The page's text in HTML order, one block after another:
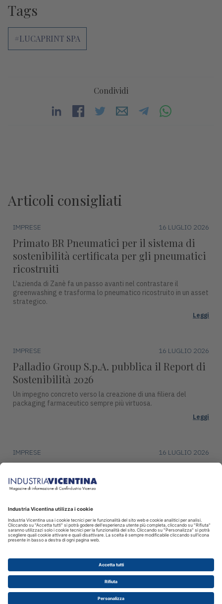
Tags
#LUCAPRINT SPA
Condividi
Articoli consigliati
IMPRESE 16 LUGLIO 2026
Primato BR Pneumatici per il sistema di
sostenibilità certificata per gli pneumatici
ricostruiti
L'azienda di Zanè fa un passo avanti nel contrastare il
greenwashing e trasforma lo pneumatico ricostruito in un asset
strategico.
Leggi
IMPRESE 16 LUGLIO 2026
Palladio Group S.p.A. pubblica il Report di
Sostenibilità 2026
Un impegno concreto verso la creazione di una filiera del
packaging farmaceutico sempre più virtuosa.
Leggi
IMPRESE 16 LUGLIO 2026
dentistico del futuro
intelligenti per il settore dentale.
Leggi
© 2026 INDUSTRIA VICENTINA - Editore I.P.I srl, Piazza Castello 3
Vicenza - CF e P.IVA 00341780245 - Reg. Trib. Vicenza 431 del
12.2.1982 - Dir. resp. Simone Sinico